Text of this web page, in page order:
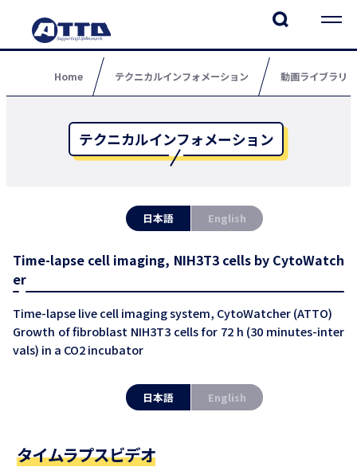
Home テクニカルインフォメーション 動画ライブラリ
テクニカルインフォメーション
日本語 English
Time-lapse cell imaging, NIH3T3 cells by CytoWatch
er
Time-lapse live cell imaging system, CytoWatcher (ATTO)
Growth of fibroblast NIH3T3 cells for 72 h (30 minutes-inter
vals) in a CO2 incubator
日本語 English
タイムラプスビデオ